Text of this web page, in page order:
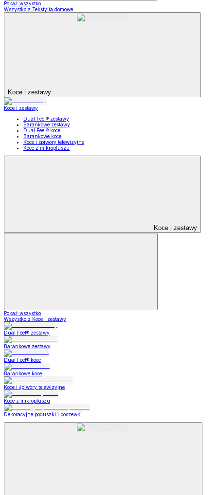
Pokaż wszystko
Wszystko z Tekstylia domowe
Koce i zestawy
Koce i zestawy
Dual Feel® zestawy
Barankowe zestawy
Dual Feel® koce
Barankowe koce
Koce i śpiwory telewizyjne
Koce z mikropluszu
Koce i zestawy
Pokaż wszystko
Wszystko z Koce i zestawy
Dual Feel® zestawy
Barankowe zestawy
Dual Feel® koce
Barankowe koce
Koce i śpiwory telewizyjne
Koce z mikropluszu
Dekoracyjne poduszki i poszewki